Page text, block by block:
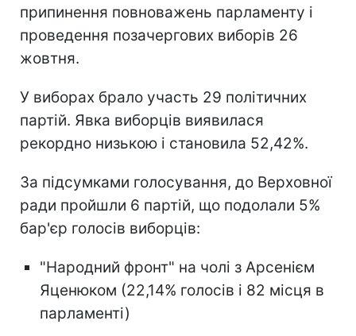
припинення повноважень парламенту і
проведення позачергових виборів 26
жовтня.
У виборах брало участь 29 політичних
партій. Явка виборців виявилася
рекордно низькою і становила 52,42%.
За підсумками голосування, до Верховної
ради пройшли 6 партій, що подолали 5%
бар'єр голосів виборців:
"Народний фронт" на чолі з Арсенієм
Яценюком (22,14% голосів і 82 місця в
парламенті)